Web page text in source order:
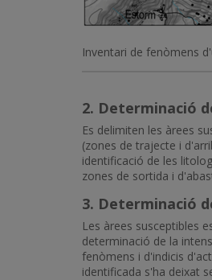
Inventari de fenòmens
2. Determinació
Es delimiten les àrees
(zones de trajecte i
identificació de les
zones de sortida i
3. Determinació
Les àrees susceptibles
determinació de la
fenòmens i d'indicis
identificada s'ha deixat